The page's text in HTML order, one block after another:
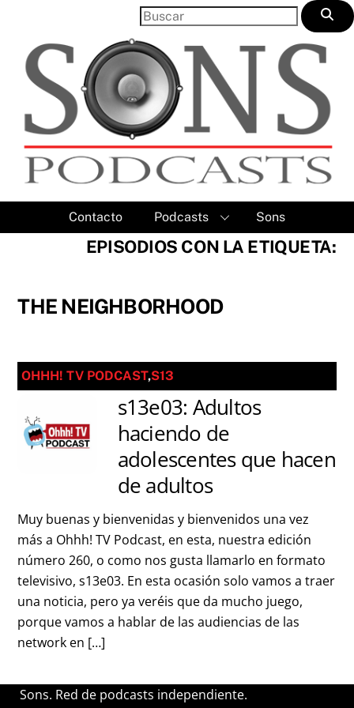
content
Contacto Podcasts Sons
EPISODIOS CON LA ETIQUETA:
THE NEIGHBORHOOD
OHHH! TV PODCAST,S13
s13e03: Adultos
haciendo de
adolescentes que hacen
de adultos
Muy buenas y bienvenidas y bienvenidos una vez
más a Ohhh! TV Podcast, en esta, nuestra edición
número 260, o como nos gusta llamarlo en formato
televisivo, s13e03. En esta ocasión solo vamos a traer
una noticia, pero ya veréis que da mucho juego,
porque vamos a hablar de las audiencias de las
network en […]
Sons. Red de podcasts independiente.